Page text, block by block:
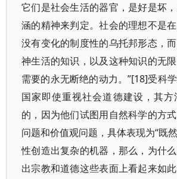
它们是社会生活的器官，是好是坏
涵的精神来判定。社会的理想不是
没有变化的制度性的乌托邦形态，
神生活的知识，以及这种知识的无
需要的永无断绝的动力。”[18]受科
国家即使重视社会道德建设，其
的，因为他们试图用自然科学的方
问题和价值观问题，具体表现为“既
性创造出复杂的机器，那么，为什
出宗教和道德这些表面上看起来如